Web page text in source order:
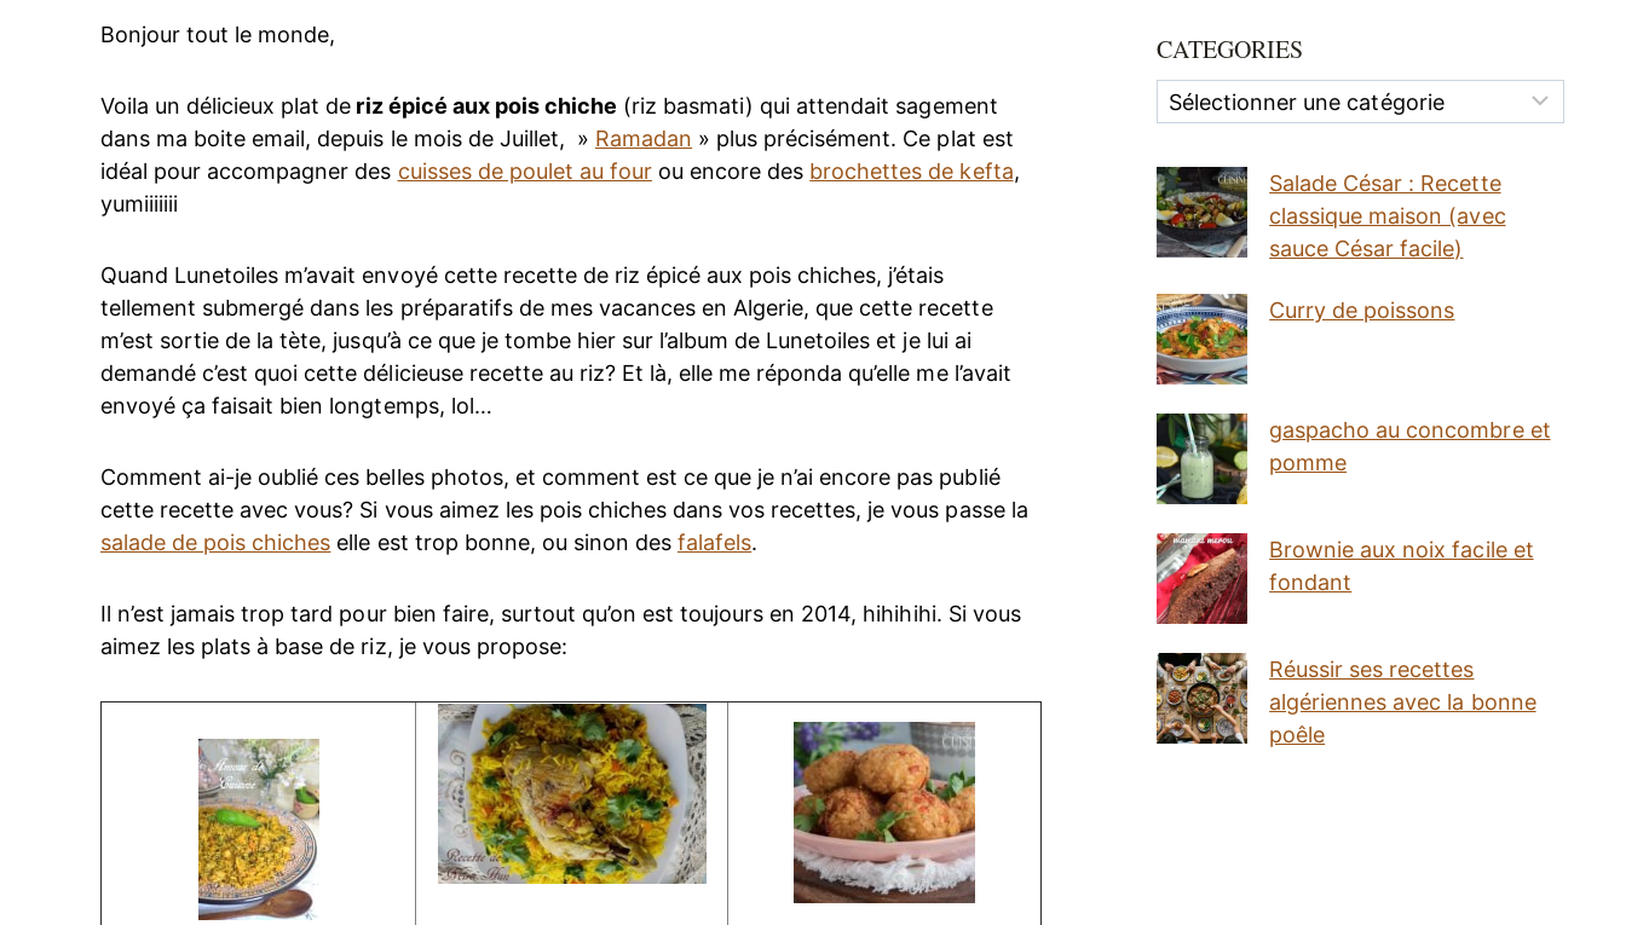
Bonjour tout le monde,
Voila un délicieux plat de riz épicé aux pois chiche (riz basmati) qui attendait sagement
dans ma boite email, depuis le mois de Juillet, » Ramadan » plus précisément. Ce plat est
idéal pour accompagner des cuisses de poulet au fourou encore des brochettes de kefta,
yumiiiiiii
Quand Lunetoiles m’avait envoyé cette recette de riz épicé aux pois chiches, j’étais
tellement submergé dans les préparatifs de mes vacances en Algerie, que cette recette
m’est sortie de la tète, jusqu’à ce que je tombe hier sur l’album de Lunetoiles et je lui ai
demandé c’est quoi cette délicieuse recette au riz? Et là, elle me réponda qu’elle me l’avait
envoyé ça faisait bien longtemps, lol…
Comment ai-je oublié ces belles photos, et comment est ce que je n’ai encore pas publié
cette recette avec vous? Si vous aimez les pois chiches dans vos recettes, je vous passe la
salade de pois chiches elle est trop bonne, ou sinon desfalafels.
Il n’est jamais trop tard pour bien faire, surtout qu’on est toujours en 2014, hihihihi. Si vous
aimez les plats à base de riz, je vous propose:
CATEGORIES
Categories
Salade César : Recette
classique maison (avec
sauce César facile)
Curry de poissons
gaspacho au concombre et
pomme
Brownie aux noix facile et
fondant
Réussir ses recettes
algériennes avec la bonne
poêle